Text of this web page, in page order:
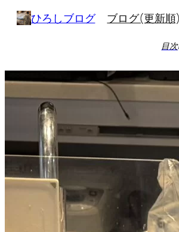
キ
ッ
プ
ひろしブログ ブログ(更新順)
目次